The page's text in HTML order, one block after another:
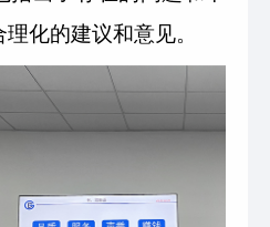
化的建议和意见。